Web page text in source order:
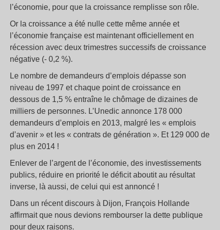
l’économie, pour que la croissance remplisse son rôle.
Or la croissance a été nulle cette même année et
l’économie française est maintenant officiellement en
récession avec deux trimestres successifs de croissance
négative (- 0,2 %).
Le nombre de demandeurs d’emplois dépasse son
niveau de 1997 et chaque point de croissance en
dessous de 1,5 % entraîne le chômage de dizaines de
milliers de personnes. L’Unedic annonce 178 000
demandeurs d’emplois en 2013, malgré les « emplois
d’avenir » et les « contrats de génération ». Et 129 000 de
plus en 2014 !
Enlever de l’argent de l’économie, des investissements
publics, réduire en priorité le déficit aboutit au résultat
inverse, là aussi, de celui qui est annoncé !
Dans un récent discours à Dijon, François Hollande
affirmait que nous devions rembourser la dette publique
pour deux raisons.